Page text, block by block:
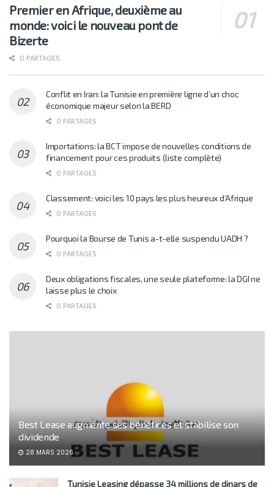
Premier en Afrique, deuxième au
monde: voici le nouveau pont de
Bizerte
0 PARTAGES
Conflit en Iran: la Tunisie en première ligne d’un choc
économique majeur selon la BERD
0 PARTAGES
Importations: la BCT impose de nouvelles conditions de
financement pour ces produits (liste complète)
0 PARTAGES
Classement: voici les 10 pays les plus heureux d’Afrique
0 PARTAGES
Pourquoi la Bourse de Tunis a-t-elle suspendu UADH ?
0 PARTAGES
Deux obligations fiscales, une seule plateforme: la DGI ne
laisse plus le choix
0 PARTAGES
Best Lease augmente ses bénéfices et stabilise son
dividende
28 MARS 2026
Tunisie Leasing dépasse 34 millions de dinars de